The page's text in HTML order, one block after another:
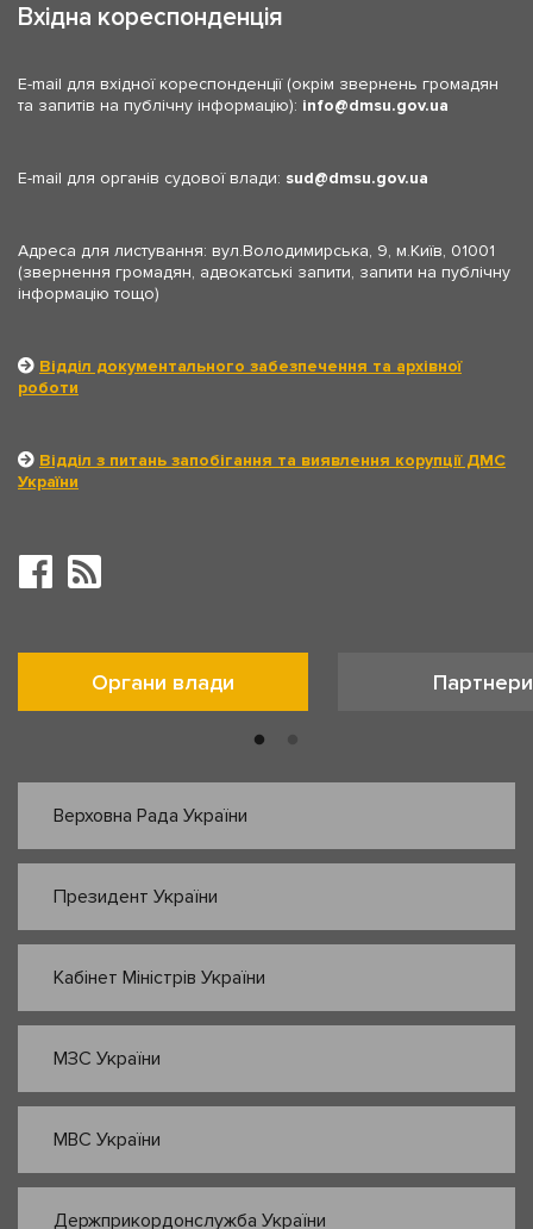
Вхідна кореспонденція
E-mail для вхідної кореспонденції (окрім звернень громадян
та запитів на публічну інформацію): info dmsu.gov.ua
E-mail для органів судової влади: sud dmsu.gov.ua
Адреса для листування: вул.Володимирська, 9, м.Київ, 01001
(звернення громадян, адвокатські запити, запити на публічну
інформацію тощо)
Відділ документального забезпечення та архівної
роботи
Відділ з питань запобігання та виявлення корупції ДМС
України
Органи влади Партнери
Верховна Рада України
Президент України
Кабінет Міністрів України
МЗС України
МВС України
Держприкордонслужба України